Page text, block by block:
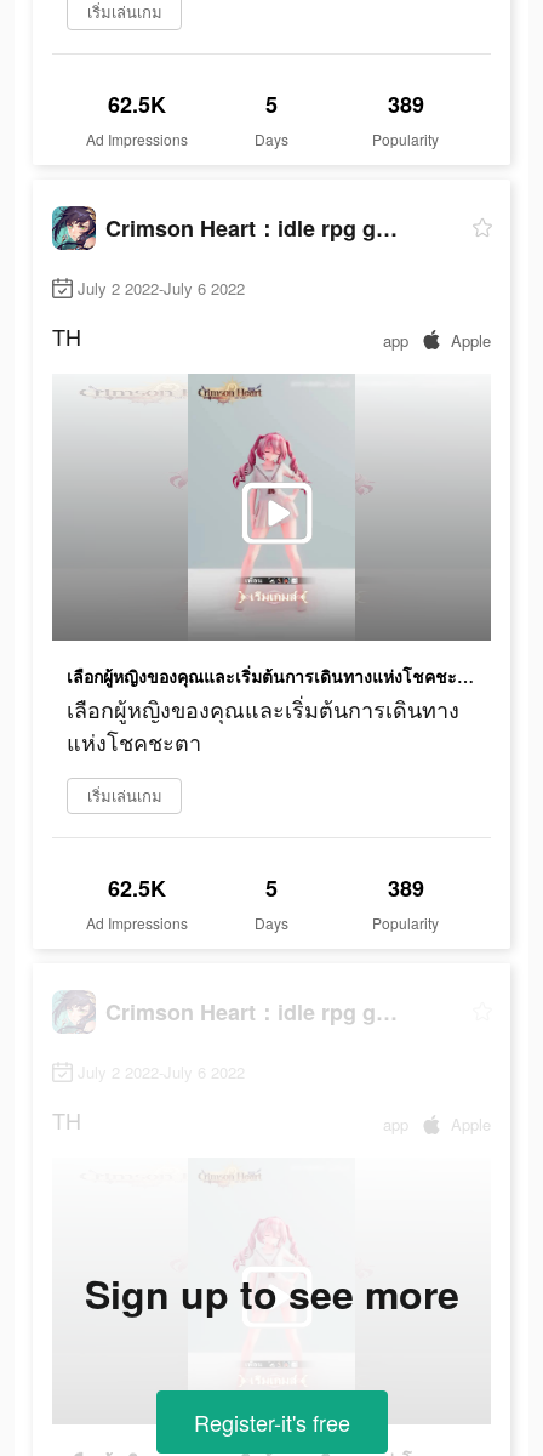
เริ่มเล่นเกม
62.5K
Ad Impressions
5
Days
389
Popularity
Crimson Heart：idle rpg game
July 2 2022-July 6 2022
TH app Apple
เลือกผู้หญิงของคุณและเริ่มต้นการเดินทางแห่งโชคชะตา
เลือกผู้หญิงของคุณและเริ่มต้นการเดินทาง
แห่งโชคชะตา
เริ่มเล่นเกม
62.5K
Ad Impressions
5
Days
389
Popularity
Crimson Heart：idle rpg game
July 2 2022-July 6 2022
TH app Apple
Sign up to see more
Register-it's free